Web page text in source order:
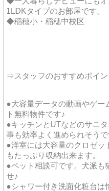
1LDKタイプのお部屋です。
◆稲穂小・稲穂中校区
⇒スタッフのおすすめポイン
●大容量データの動画やゲー
ト無料物件です♪
●キッチンとUTなどのサニ
事も効率よく進められそうで
●洋室には大容量のクロゼッ
もたっぷり収納出来ます。
●ペット相談可です。犬派も
せ♪
●シャワー付き洗面化粧台は